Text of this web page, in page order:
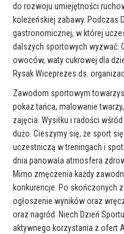
do rozwoju umiejętności
koleżeńskiej zabawy. Podczas
gastronomicznej, w której
dalszych sportowych wyzwać.
owoców, waty cukrowej dla
Rysak Wiceprezes ds.
Zawodom sportowym
pokaz tańca, malowanie
zajęcia. Wysiłku i radości
dużo. Cieszymy się, że sport
uczestniczą w treningach i
dnia panowała atmosfera
Mimo zmęczenia każdy
konkurencje. Po skończonych
ogłoszenie wyników oraz
oraz nagród. Niech Dzień
aktywnego korzystania z ofert